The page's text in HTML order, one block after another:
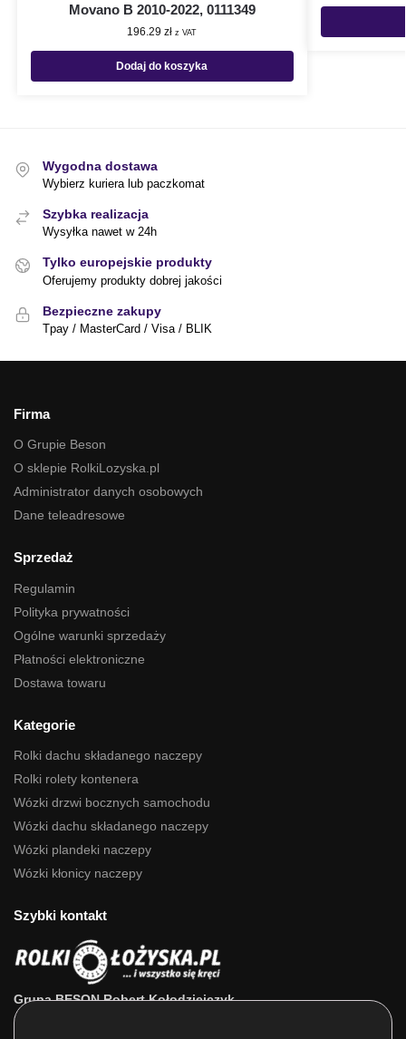
Movano B 2010-2022, 0111349
196.29zł z VAT
Dodaj do koszyka
Wygodna dostawa
Wybierz kuriera lub paczkomat
Szybka realizacja
Wysyłka nawet w 24h
Tylko europejskie produkty
Oferujemy produkty dobrej jakości
Bezpieczne zakupy
Tpay / MasterCard / Visa / BLIK
Firma
O Grupie Beson
O sklepie RolkiLozyska.pl
Administrator danych osobowych
Dane teleadresowe
Sprzedaż
Regulamin
Polityka prywatności
Ogólne warunki sprzedaży
Płatności elektroniczne
Dostawa towaru
Kategorie
Rolki dachu składanego naczepy
Rolki rolety kontenera
Wózki drzwi bocznych samochodu
Wózki dachu składanego naczepy
Wózki plandeki naczepy
Wózki kłonicy naczepy
Szybki kontakt
Grupa BESON Robert Kołodziejczyk
ul. Powstańców Wlkp. 63a